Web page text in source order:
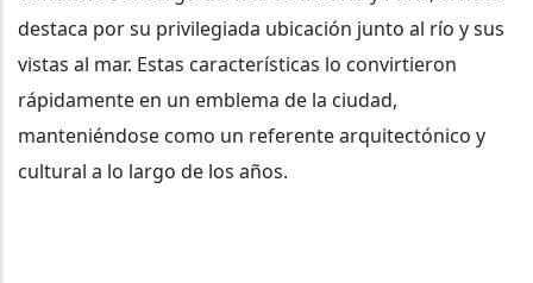
destaca por su privilegiada ubicación junto al río y sus
vistas al mar. Estas características lo convirtieron
rápidamente en un emblema de la ciudad,
manteniéndose como un referente arquitectónico y
cultural a lo largo de los años.